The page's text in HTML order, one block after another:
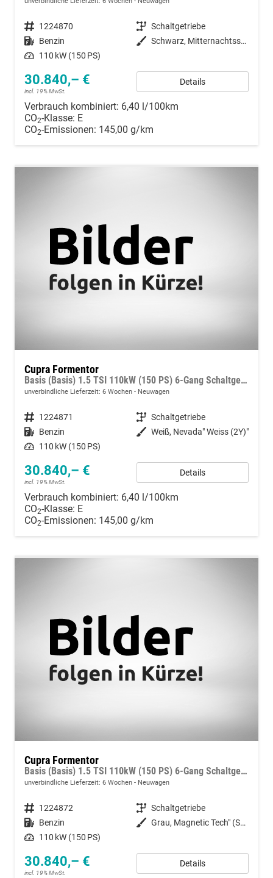
Fahrzeugnummer 1224870 Getriebe Schaltgetriebe
Kraftstoff Benzin Außenfarbe
Schwarz, Mitternachtsschwarz (0E)
Leistung 110 kW (150 PS)
30.840,– €
incl. 19% MwSt.
Details
Verbrauch kombiniert: 6,40 l/100km
CO2-Klasse: E
CO2-Emissionen: 145,00 g/km
Cupra Formentor
Basis (Basis) 1.5 TSI 110kW (150 PS) 6-Gang Schaltgetriebe
unverbindliche Lieferzeit: 6 Wochen Neuwagen
Fahrzeugnummer 1224871 Getriebe Schaltgetriebe
Kraftstoff Benzin Außenfarbe Weiß, Nevada" Weiss (2Y)"
Leistung 110 kW (150 PS)
30.840,– €
incl. 19% MwSt.
Details
Verbrauch kombiniert: 6,40 l/100km
CO2-Klasse: E
CO2-Emissionen: 145,00 g/km
Cupra Formentor
Basis (Basis) 1.5 TSI 110kW (150 PS) 6-Gang Schaltgetriebe
unverbindliche Lieferzeit: 6 Wochen Neuwagen
Fahrzeugnummer 1224872 Getriebe Schaltgetriebe
Kraftstoff Benzin Außenfarbe
Grau, Magnetic Tech" (S7)"
Leistung 110 kW (150 PS)
30.840,– €
incl. 19% MwSt.
Details